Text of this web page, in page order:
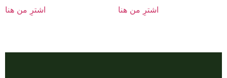
اشترِ من هنا اشترِ من هنا